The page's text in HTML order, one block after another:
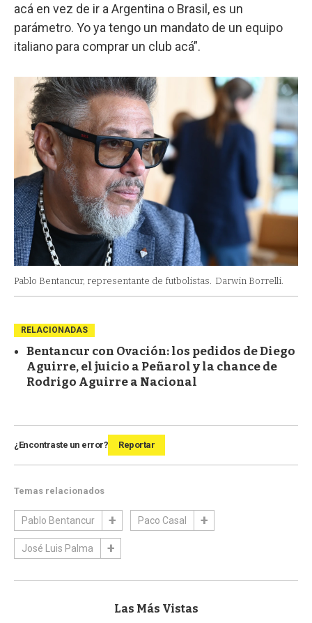
acá en vez de ir a Argentina o Brasil, es un
parámetro. Yo ya tengo un mandato de un equipo
italiano para comprar un club acá”.
Pablo Bentancur, representante de futbolistas. Darwin Borrelli.
RELACIONADAS
Bentancur con Ovación: los pedidos de Diego
Aguirre, el juicio a Peñarol y la chance de
Rodrigo Aguirre a Nacional
¿Encontraste un error? Reportar
Temas relacionados
Pablo Bentancur Paco Casal
José Luis Palma
Las Más Vistas